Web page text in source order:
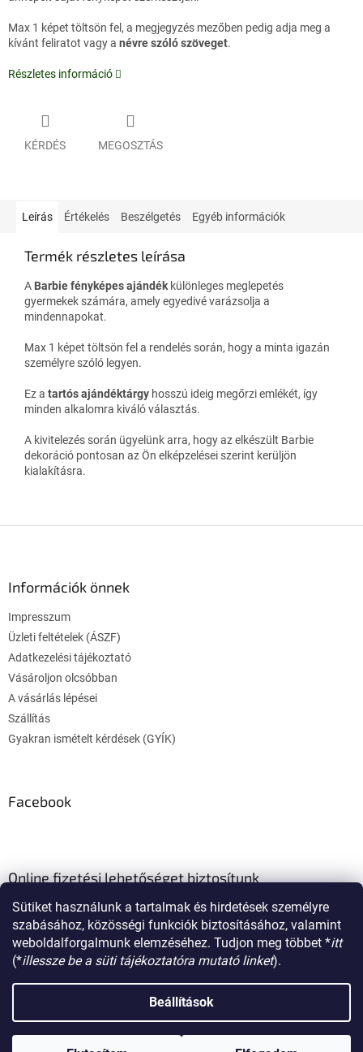
Sütiket használunk a tartalmak és hirdetések személyre
szabásához, közösségi funkciók biztosításához, valamint
weboldalforgalmunk elemzéséhez. Tudjon meg többet *itt
(*illessze be a süti tájékoztatóra mutató linket).
Beállítások
Max 1 képet töltsön fel, a megjegyzés mezőben pedig adja meg a
kívánt feliratot vagy a névre szóló szöveget.
Részletes információ
KÉRDÉS MEGOSZTÁS
Leírás Értékelés Beszélgetés Egyéb információk
Termék részletes leírása
A Barbie fényképes ajándék különleges meglepetés
gyermekek számára, amely egyedivé varázsolja a
mindennapokat.
Max 1 képet töltsön fel a rendelés során, hogy a minta igazán
személyre szóló legyen.
Ez a tartós ajándéktárgy hosszú ideig megőrzi emlékét, így
minden alkalomra kiváló választás.
A kivitelezés során ügyelünk arra, hogy az elkészült Barbie
dekoráció pontosan az Ön elképzelései szerint kerüljön
kialakításra.
Információk önnek
Impresszum
Üzleti feltételek (ÁSZF)
Adatkezelési tájékoztató
Vásároljon olcsóbban
A vásárlás lépései
Szállítás
Gyakran ismételt kérdések (GYÍK)
Facebook
Online fizetési lehetőséget biztosítunk
. Minden jog fenntartva.